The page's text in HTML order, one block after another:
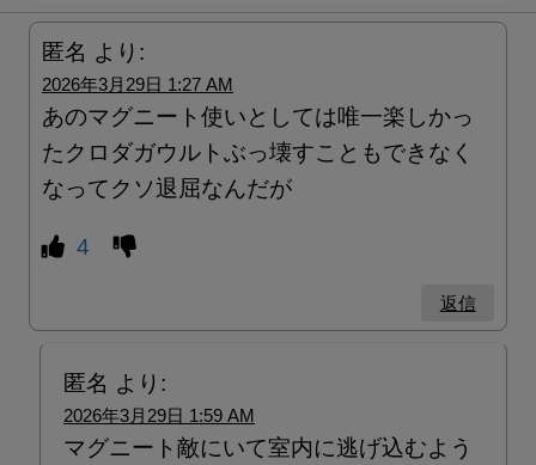
匿名 より:
2026年3月29日 1:27 AM
あのマグニート使いとしては唯一楽しかっ
たクロダガウルトぶっ壊すこともできなく
なってクソ退屈なんだが
4
返信
匿名 より:
2026年3月29日 1:59 AM
マグニート敵にいて室内に逃げ込むよう